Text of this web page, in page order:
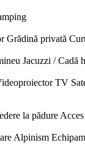
Grădină privată
Jacuzzi / Cadă
TV
la pădure
Alpinism